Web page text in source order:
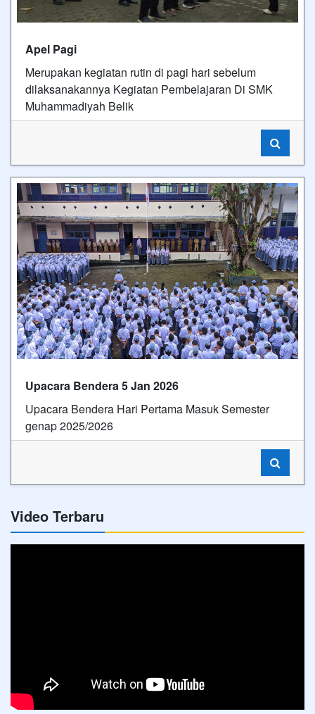
Apel Pagi
Merupakan kegiatan rutin di pagi hari sebelum
dilaksanakannya Kegiatan Pembelajaran Di SMK
Muhammadiyah Belik
Upacara Bendera 5 Jan 2026
Upacara Bendera Hari Pertama Masuk Semester
genap 2025/2026
Video Terbaru